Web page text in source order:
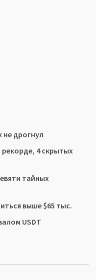
не дрогнул
4 скрытых
тайных
выше $65 тыс.
USDT